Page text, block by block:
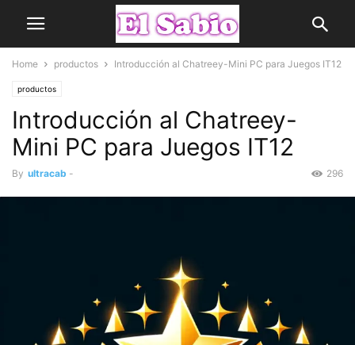
Home productos Introducción al Chatreey-Mini PC para Juegos IT12
productos
Introducción al Chatreey-
Mini PC para Juegos IT12
By ultracab - 296